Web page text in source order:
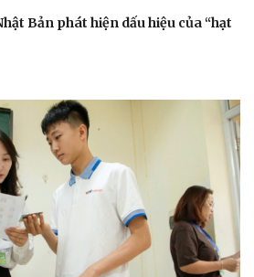
Bản phát hiện dấu hiệu của “hạt